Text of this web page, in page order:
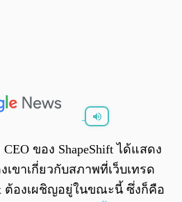
0:00 /
ของ ShapeShift ได้แสดง
เขาเกี่ยวกับสภาพที่เว็บเทรด
ต้องเผชิญอยู่ในขณะนี้ ซึ่งก็คือ